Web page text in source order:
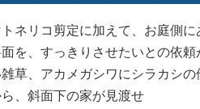
ネリコ剪定に加えて、お庭側に
を、すっきりさせたいとの依頼
草、アカメガシワにシラカシの
、斜面下の家が見渡せ